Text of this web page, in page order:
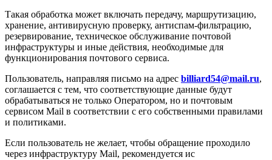
Такая обработка может включать передачу, маршрутизацию,
хранение, антивирусную проверку, антиспам-фильтрацию,
резервирование, техническое обслуживание почтовой
инфраструктуры и иные действия, необходимые для
функционирования почтового сервиса.
Пользователь, направляя письмо на адрес billiard54@mail.ru,
соглашается с тем, что соответствующие данные будут
обрабатываться не только Оператором, но и почтовым
сервисом Mail в соответствии с его собственными правилами
и политиками.
Если пользователь не желает, чтобы обращение проходило
через инфраструктуру Mail, рекомендуется ис